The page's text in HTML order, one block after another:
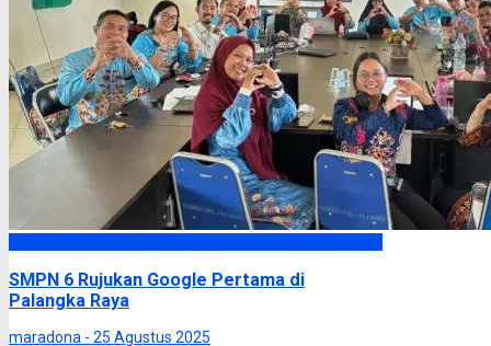
SMPN 6 Rujukan Google Pertama di
Palangka Raya
maradona - 25 Agustus 2025